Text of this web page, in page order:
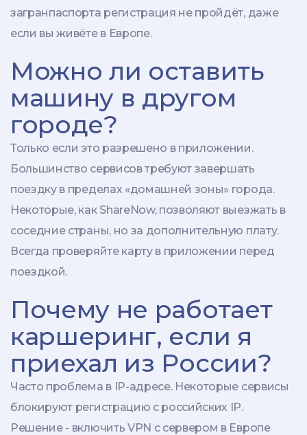
загранпаспорта регистрация не пройдёт, даже
если вы живёте в Европе.
Можно ли оставить
машину в другом
городе?
Только если это разрешено в приложении.
Большинство сервисов требуют завершать
поездку в пределах «домашней зоны» города.
Некоторые, как ShareNow, позволяют выезжать в
соседние страны, но за дополнительную плату.
Всегда проверяйте карту в приложении перед
поездкой.
Почему не работает
каршеринг, если я
приехал из России?
Часто проблема в IP-адресе. Некоторые сервисы
блокируют регистрацию с российских IP.
Решение - включить VPN с сервером в Европе